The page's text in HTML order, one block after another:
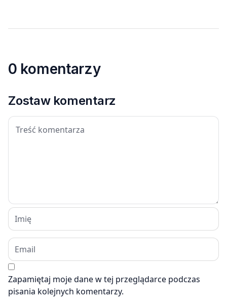
0 komentarzy
Zostaw komentarz
Zapamiętaj moje dane w tej przeglądarce podczas
pisania kolejnych komentarzy.